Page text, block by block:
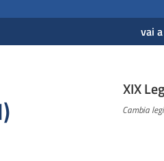
vai
XIX
Cambia